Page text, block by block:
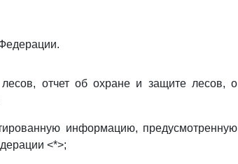
лесов, отчет об охране и защите лесов, о
информацию, предусмотренную
<*>;